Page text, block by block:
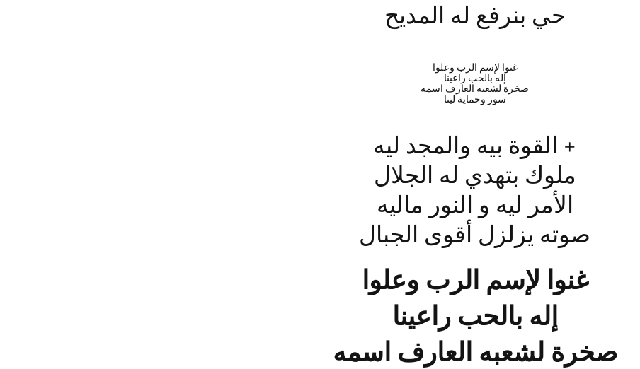
حي بنرفع له المديح
غنوا لإسم الرب وعلوا
إله بالحب راعينا
صخرة لشعبه العارف اسمه
سور وحماية لينا
+ القوة بيه والمجد ليه
ملوك بتهدي له الجلال
الأمر ليه و النور ماليه
صوته يزلزل أقوى الجبال
غنوا لإسم الرب وعلوا
إله بالحب راعينا
صخرة لشعبه العارف اسمه